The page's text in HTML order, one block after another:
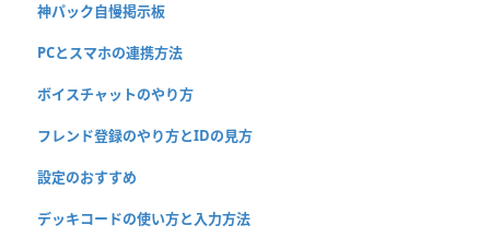
神パック自慢掲示板
PCとスマホの連携方法
ボイスチャットのやり方
フレンド登録のやり方とIDの見方
設定のおすすめ
デッキコードの使い方と入力方法